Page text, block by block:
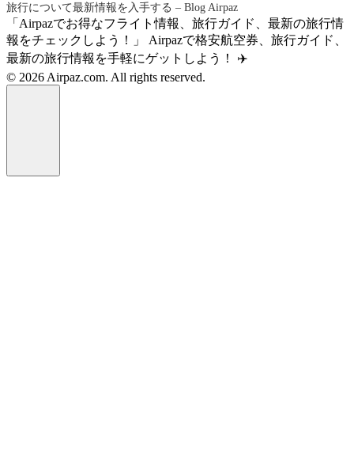
旅行について最新情報を入手する – Blog Airpaz
「Airpazでお得なフライト情報、旅行ガイド、最新の旅行情
報をチェックしよう！」 Airpazで格安航空券、旅行ガイド、
最新の旅行情報を手軽にゲットしよう！ ✈️
© 2026 Airpaz.com. All rights reserved.